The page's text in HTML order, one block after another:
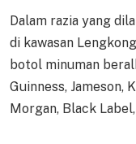
Dalam razia yang
di kawasan
botol minuman
Guinness, Jameson,
Morgan, Black